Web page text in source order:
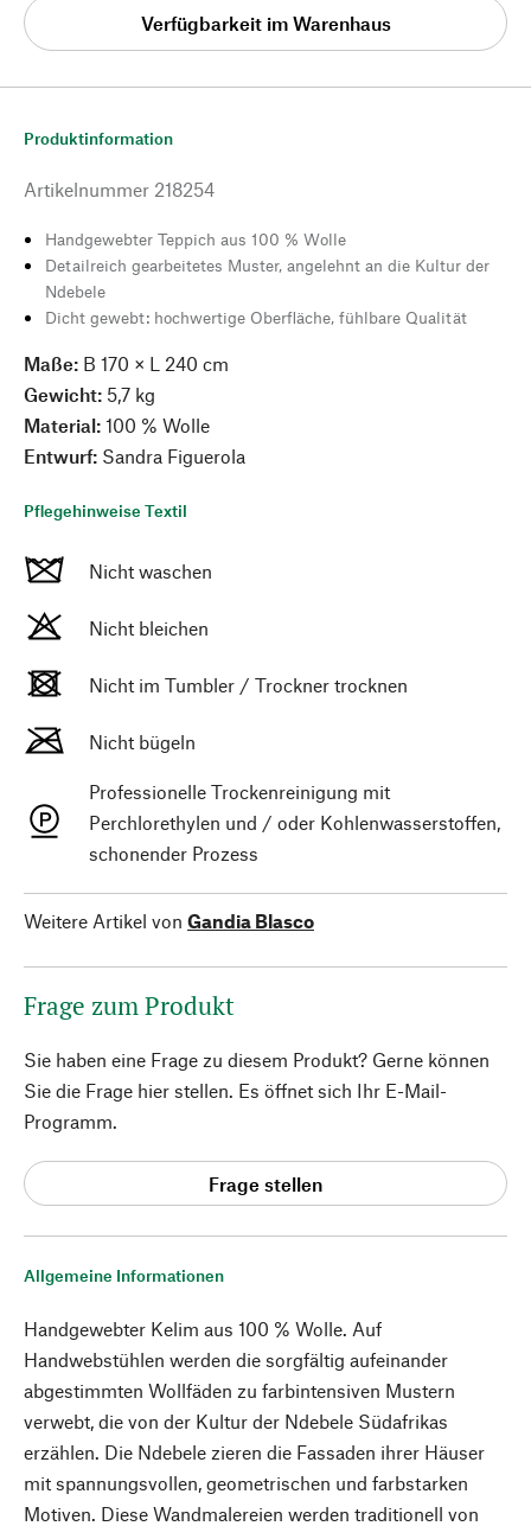
Verfügbarkeit im Warenhaus
Allgemeine Informationen
Handgewebter Kelim aus 100 % Wolle. Auf
Handwebstühlen werden die sorgfältig aufeinander
abgestimmten Wollfäden zu farbintensiven Mustern
verwebt, die von der Kultur der Ndebele Südafrikas
erzählen. Die Ndebele zieren die Fassaden ihrer Häuser
mit spannungsvollen, geometrischen und farbstarken
Motiven. Diese Wandmalereien werden traditionell von
Produktinformation
Artikelnummer 218254
Handgewebter Teppich aus 100 % Wolle
Detailreich gearbeitetes Muster, angelehnt an die Kultur der
Ndebele
Dicht gewebt: hochwertige Oberfläche, fühlbare Qualität
Maße: B 170 × L 240 cm
Gewicht: 5,7 kg
Material: 100 % Wolle
Entwurf: Sandra Figuerola
Pflegehinweise Textil
Nicht waschen
Nicht bleichen
Nicht im Tumbler / Trockner trocknen
Nicht bügeln
Professionelle Trockenreinigung mit
Perchlorethylen und / oder Kohlenwasserstoffen,
schonender Prozess
Weitere Artikel von Gandia Blasco
Frage zum Produkt
Sie haben eine Frage zu diesem Produkt? Gerne können
Sie die Frage hier stellen. Es öffnet sich Ihr E-Mail-
Programm.
Frage stellen